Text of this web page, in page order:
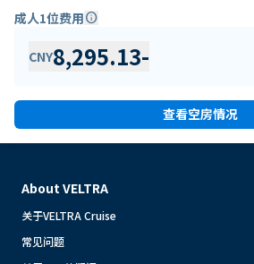
成人1位费用info
CNY8,295.13-
查看空房情况
About VELTRA
关于VELTRA Cruise
常见问题